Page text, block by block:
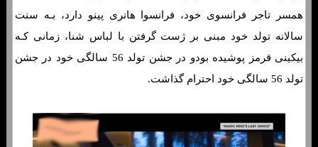
همسر تاجر فرانسوی خود، فرانسوا هانری پینو دارد، بـه سنت
سالانه تولد خود مبنی بر ژست گرفتن با لباس شنا، زمانی کـه
بیکینی قرمز پوشیده بودو در جشن تولد 56 سالگی خود در جشن
تولد 56 سالگی خود احترام گذاشت.